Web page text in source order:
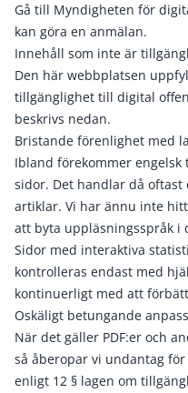
Gå till Myndigheten för
kan göra en anmälan.
Innehåll som inte är
Den här webbplatsen
tillgänglighet till digital
beskrivs nedan.
Bristande förenlighet med
Ibland förekommer engelsk
sidor. Det handlar då
artiklar. Vi har ännu inte
att byta uppläsningsspråk i
Sidor med interaktiva
kontrolleras endast med
kontinuerligt med att
Oskäligt betungande
När det gäller PDF:er och
så åberopar vi undantag
enligt 12 § lagen om